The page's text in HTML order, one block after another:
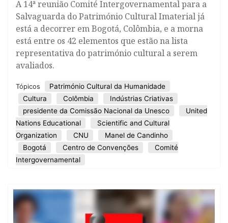
A 14ª reunião Comité Intergovernamental para a
Salvaguarda do Património Cultural Imaterial já
está a decorrer em Bogotá, Colômbia, e a morna
está entre os 42 elementos que estão na lista
representativa do património cultural a serem
avaliados.
Tópicos
Património Cultural da Humanidade
Cultura
Colômbia
Indústrias Criativas
presidente da Comissão Nacional da Unesco
United
Nations Educational
Scientific and Cultural
Organization
CNU
Manel de Candinho
Bogotá
Centro de Convenções
Comité
Intergovernamental